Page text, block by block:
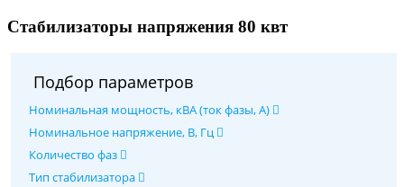
Стабилизаторы напряжения 80 квт
Подбор параметров
Номинальная мощность, кВА (ток фазы, А)
Номинальное напряжение, В, Гц
Количество фаз
Тип стабилизатора